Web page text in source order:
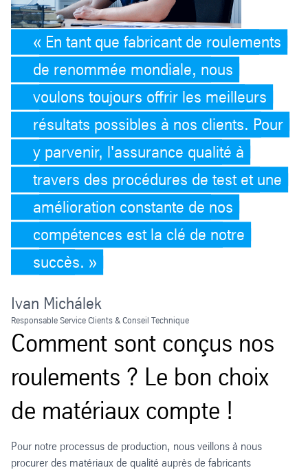
En tant que fabricant de roulements
de renommée mondiale, nous
voulons toujours offrir les meilleurs
résultats possibles à nos clients. Pour
y parvenir, l'assurance qualité à
travers des procédures de test et une
amélioration constante de nos
compétences est la clé de notre
succès.
Ivan Michálek
Responsable Service Clients & Conseil Technique
Comment sont conçus nos
roulements ? Le bon choix
de matériaux compte !
Pour notre processus de production, nous veillons à nous
procurer des matériaux de qualité auprès de fabricants